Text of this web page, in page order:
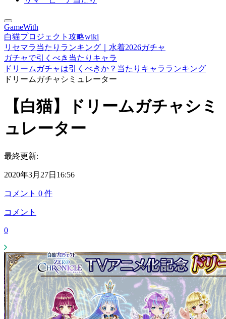
GameWith
白猫プロジェクト攻略wiki
リセマラ当たりランキング｜水着2026ガチャ
ガチャで引くべき当たりキャラ
ドリームガチャは引くべきか？当たりキャラランキング
ドリームガチャシミュレーター
【白猫】ドリームガチャシミ
ュレーター
最終更新:
2020年3月27日16:56
コメント 0 件
コメント
0